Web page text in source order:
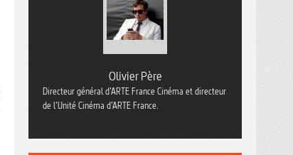
Olivier Père
Directeur général d’ARTE France Cinéma et directeur
de l’Unité Cinéma d’ARTE France.